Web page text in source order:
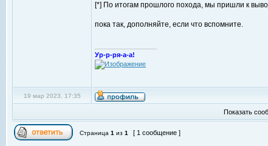
[*] По итогам прошлого похода, мы пришли к
пока так, дополняйте, если что вспомните.
Ур-р-ря-а-а!
19 мар 2023, 17:35
Показать
Страница 1 из 1 [ 1 сообщение ]